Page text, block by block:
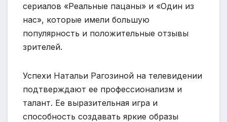
сериалов «Реальные пацаны» и «Один из
нас», которые имели большую
популярность и положительные отзывы
зрителей.
Успехи Натальи Рагозиной на телевидении
подтверждают ее профессионализм и
талант. Ее выразительная игра и
способность создавать яркие образы